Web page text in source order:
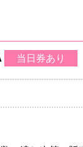
当日券あり